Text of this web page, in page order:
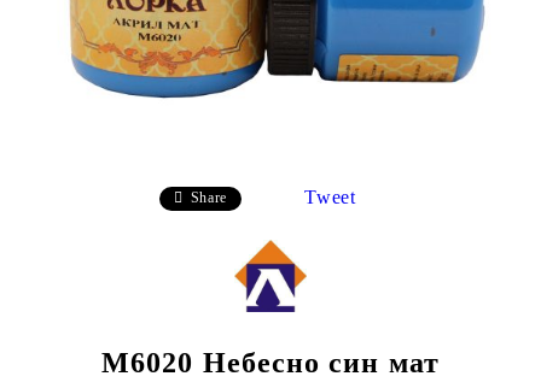
Share Tweet
М6020 Небесно син мат